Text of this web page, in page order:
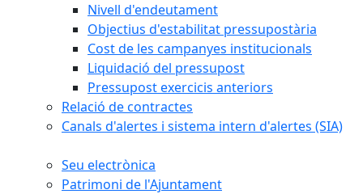
Nivell d'endeutament
Objectius d'estabilitat pressupostària
Cost de les campanyes institucionals
Liquidació del pressupost
Pressupost exercicis anteriors
Relació de contractes
Canals d'alertes i sistema intern d'alertes (SIA)
Seu electrònica
Patrimoni de l'Ajuntament